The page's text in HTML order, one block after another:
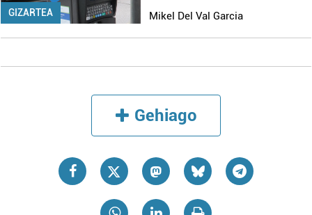
GIZARTEA Mikel Del Val Garcia
Gehiago